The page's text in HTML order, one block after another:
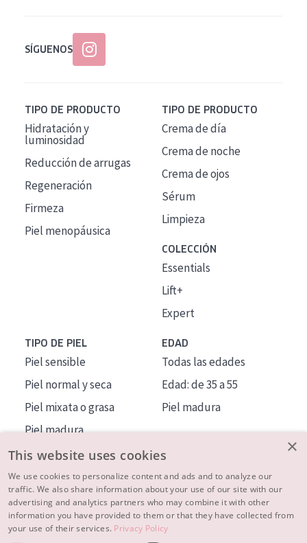
SÍGUENOS
TIPO DE PRODUCTO
Hidratación y
luminosidad
Reducción de arrugas
Regeneración
Firmeza
Piel menopáusica
TIPO DE PRODUCTO
Crema de día
Crema de noche
Crema de ojos
Sérum
Limpieza
COLECCIÓN
Essentials
Lift+
Expert
TIPO DE PIEL
Piel sensible
Piel normal y seca
Piel mixata o grasa
Piel madura
Piel expuesta al sol
Piel menopáusica
EDAD
Todas las edades
Edad: de 35 a 55
Piel madura
MÁS SOBRE NOSOTROS
INSPIRACIÓN
×
This website uses cookies
We use cookies to personalize content and ads and to analyze our
traffic. We also share information about your use of our site with our
advertising and analytics partners who may combine it with other
information you have provided to them or that they have collected from
your use of their services. Privacy Policy